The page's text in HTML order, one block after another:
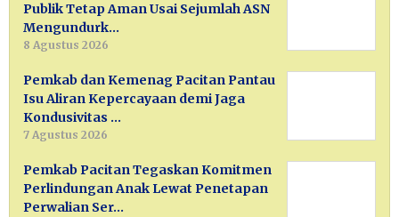
Publik Tetap Aman Usai Sejumlah ASN
Mengundurk…
8 Agustus 2026
Pemkab dan Kemenag Pacitan Pantau
Isu Aliran Kepercayaan demi Jaga
Kondusivitas …
7 Agustus 2026
Pemkab Pacitan Tegaskan Komitmen
Perlindungan Anak Lewat Penetapan
Perwalian Ser…